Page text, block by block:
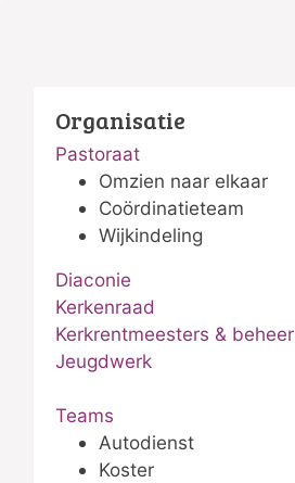
Organisatie
Pastoraat
Omzien naar elkaar
Coördinatieteam
Wijkindeling
Diaconie
Kerkenraad
Kerkrentmeesters & beheer
Jeugdwerk
Teams
Autodienst
Koster